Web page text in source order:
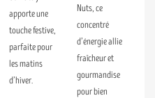
apporte une
touche festive,
parfaite pour
les matins
d’hiver.
Nuts, ce
concentré
d’énergie allie
fraîcheur et
gourmandise
pour bien